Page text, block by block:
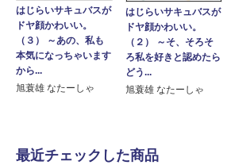
はじらいサキュバスが
ドヤ顔かわいい。
（３） ～あの、私も
本気になっちゃいます
から...
旭蓑雄 なたーしゃ
はじらいサキュバスが
ドヤ顔かわいい。
（２） ～そ、そろそ
ろ私を好きと認めたら
どう...
旭蓑雄 なたーしゃ
最近チェックした商品